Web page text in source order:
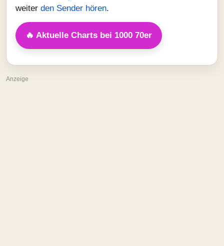
weiter den Sender hören.
🔥 Aktuelle Charts bei 1000 70er
Anzeige